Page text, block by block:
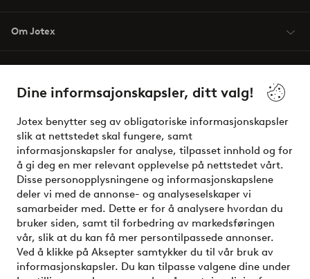
Dine informsajonskapsler, ditt valg!
Jotex benytter seg av obligatoriske informasjonskapsler
slik at nettstedet skal fungere, samt
informasjonskapsler for analyse, tilpasset innhold og for
å gi deg en mer relevant opplevelse på nettstedet vårt.
Disse personopplysningene og informasjonskapslene
deler vi med de annonse- og analyseselskaper vi
samarbeider med. Dette er for å analysere hvordan du
bruker siden, samt til forbedring av markedsføringen
vår, slik at du kan få mer persontilpassede annonser.
Ved å klikke på Aksepter samtykker du til vår bruk av
informasjonskapsler. Du kan tilpasse valgene dine under
Om Jotex
Venner
Sikre betalinger - Betal direkte eller del opp
Vil du vite mer om våre betalingsalternativer?
elpy